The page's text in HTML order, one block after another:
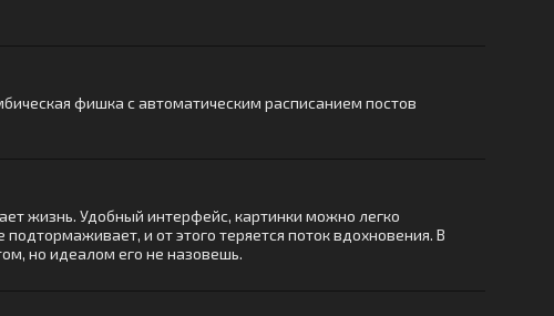
фишка с автоматическим расписанием постов
жизнь. Удобный интерфейс, картинки можно легко
и от этого теряется поток вдохновения. В
но идеалом его не назовешь.